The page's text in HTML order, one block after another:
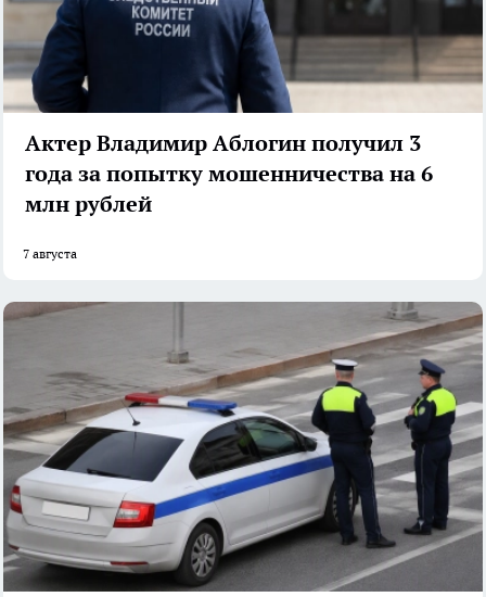
Актер Владимир Аблогин получил 3
года за попытку мошенничества на 6
млн рублей
7 августа